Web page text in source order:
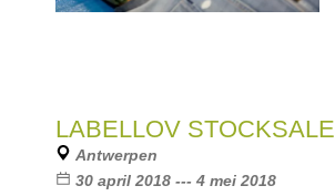
LABELLOV STOCKSALE
Antwerpen
30 april 2018 --- 4 mei 2018